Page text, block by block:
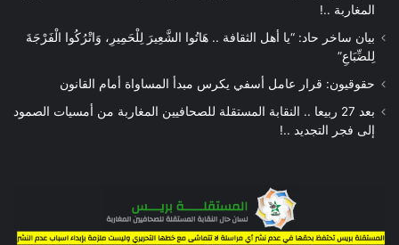
المغاربة ..!
بيان ساخر حاد: “يا أهل الثقافة .. هَاتُوا الشَّعِيرَ لِلْحَمِيرِ، وَاتْرُكُوا الْفَرْجَةَ
لِلضِّبَاعِ”
حقوقيون: قرار عامل أسفي يكرس مبدأ المساواة أمام القانون
بعد 27 ربيعا .. النقابة المستقلة للصحافيين المغاربة من أمسيات الصمود
إلى فجر التجديد ..!